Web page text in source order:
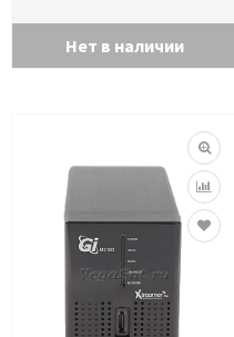
Нет в наличии